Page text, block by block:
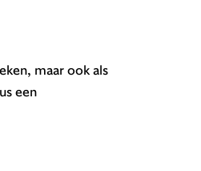
maar ook als
een